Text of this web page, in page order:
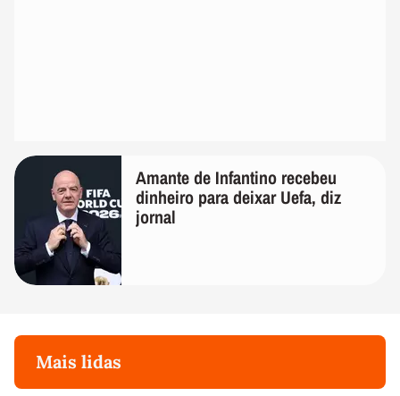
Amante de Infantino recebeu
dinheiro para deixar Uefa, diz
jornal
Mais lidas